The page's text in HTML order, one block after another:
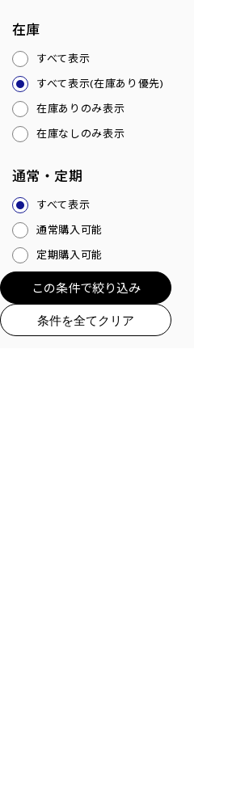
在庫
すべて表示
すべて表示(在庫あり優先)
在庫ありのみ表示
在庫なしのみ表示
通常・定期
すべて表示
通常購入可能
定期購入可能
この条件で絞り込み
条件を全てクリア